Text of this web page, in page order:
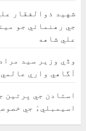
شهيد ذوالفقار
جي رهنمائي جو
علي شاهه
وڏي وزير سيد
آگاهي واري
استادن جي ڀرتين
اسيمبليءَ جي